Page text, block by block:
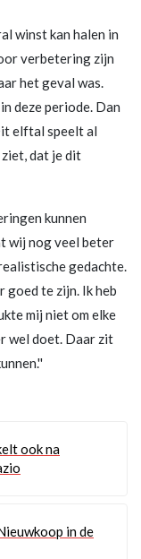
winst kan halen in
verbetering zijn
het geval was.
deze periode. Dan
elftal speelt al
ziet, dat je dit
kunnen
wij nog veel beter
gedachte.
goed te zijn. Ik heb
mij niet om elke
wel doet. Daar zit
ook na
in de